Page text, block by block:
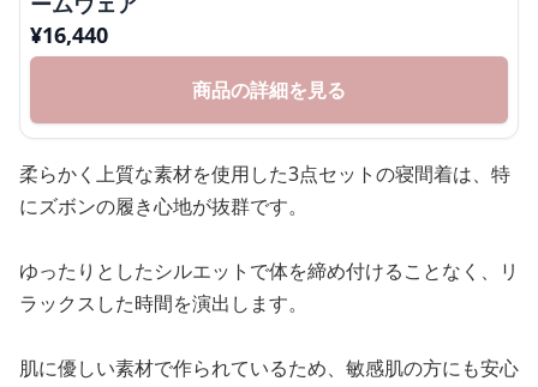
¥16,440
商品の詳細を見る
柔らかく上質な素材を使用した3点セットの寝間着は、特
にズボンの履き心地が抜群です。
ゆったりとしたシルエットで体を締め付けることなく、リ
ラックスした時間を演出します。
肌に優しい素材で作られているため、敏感肌の方にも安心